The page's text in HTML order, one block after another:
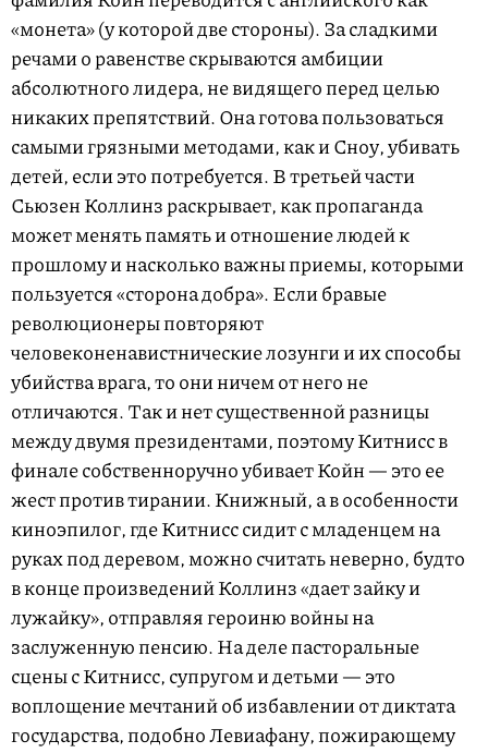
«монета» (у которой две стороны). За сладкими
речами о равенстве скрываются амбиции
абсолютного лидера, не видящего перед целью
никаких препятствий. Она готова пользоваться
самыми грязными методами, как и Сноу, убивать
детей, если это потребуется. В третьей части
Сьюзен Коллинз раскрывает, как пропаганда
может менять память и отношение людей к
прошлому и насколько важны приемы, которыми
пользуется «сторона добра». Если бравые
революционеры повторяют
человеконенавистнические лозунги и их способы
убийства врага, то они ничем от него не
отличаются. Так и нет существенной разницы
между двумя президентами, поэтому Китнисс в
финале собственноручно убивает Койн — это ее
жест против тирании. Книжный, а в особенности
киноэпилог, где Китнисс сидит с младенцем на
руках под деревом, можно считать неверно, будто
в конце произведений Коллинз «дает зайку и
лужайку», отправляя героиню войны на
заслуженную пенсию. На деле пасторальные
сцены с Китнисс, супругом и детьми — это
воплощение мечтаний об избавлении от диктата
государства, подобно Левиафану, пожирающему